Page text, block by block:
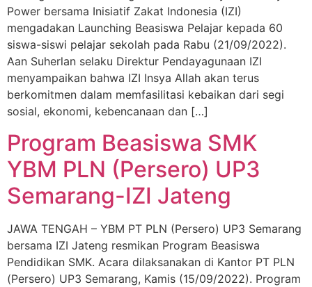
Power bersama Inisiatif Zakat Indonesia (IZI)
mengadakan Launching Beasiswa Pelajar kepada 60
siswa-siswi pelajar sekolah pada Rabu (21/09/2022).
Aan Suherlan selaku Direktur Pendayagunaan IZI
menyampaikan bahwa IZI Insya Allah akan terus
berkomitmen dalam memfasilitasi kebaikan dari segi
sosial, ekonomi, kebencanaan dan […]
Program Beasiswa SMK
YBM PLN (Persero) UP3
Semarang-IZI Jateng
JAWA TENGAH – YBM PT PLN (Persero) UP3 Semarang
bersama IZI Jateng resmikan Program Beasiswa
Pendidikan SMK. Acara dilaksanakan di Kantor PT PLN
(Persero) UP3 Semarang, Kamis (15/09/2022). Program